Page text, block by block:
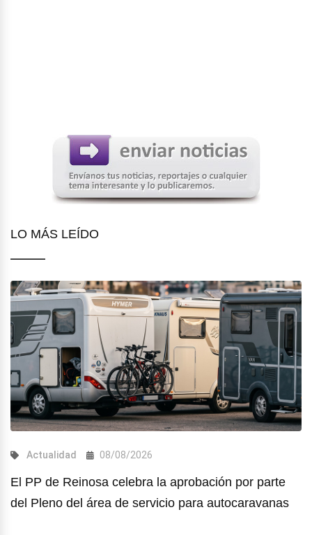
LO MÁS LEÍDO
Actualidad 08/08/2026
El PP de Reinosa celebra la aprobación por parte
del Pleno del área de servicio para autocaravanas